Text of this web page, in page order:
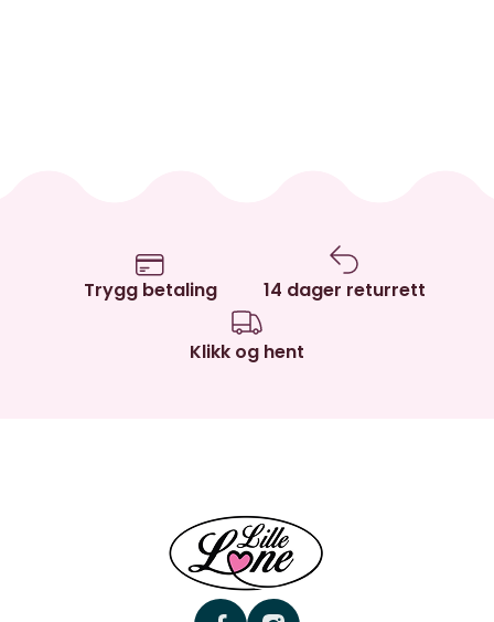
Trygg betaling 14 dager returrett
Klikk og hent